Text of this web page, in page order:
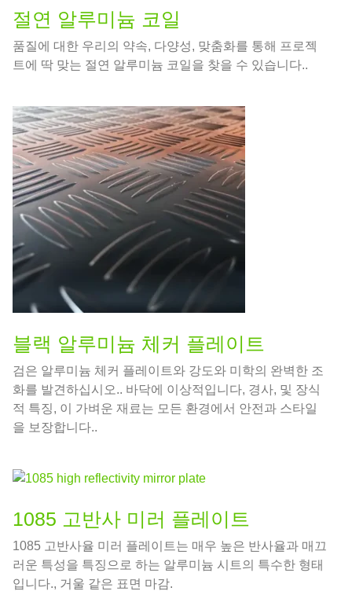
절연 알루미늄 코일
품질에 대한 우리의 약속, 다양성, 맞춤화를 통해 프로젝
트에 딱 맞는 절연 알루미늄 코일을 찾을 수 있습니다..
블랙 알루미늄 체커 플레이트
검은 알루미늄 체커 플레이트와 강도와 미학의 완벽한 조
화를 발견하십시오.. 바닥에 이상적입니다, 경사, 및 장식
적 특징, 이 가벼운 재료는 모든 환경에서 안전과 스타일
을 보장합니다..
1085 고반사 미러 플레이트
1085 고반사율 미러 플레이트는 매우 높은 반사율과 매끄
러운 특성을 특징으로 하는 알루미늄 시트의 특수한 형태
입니다., 거울 같은 표면 마감.